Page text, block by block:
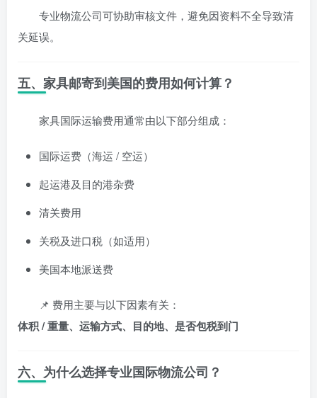
专业物流公司可协助审核文件，避免因资料不全导致清
关延误。
五、家具邮寄到美国的费用如何计算？
家具国际运输费用通常由以下部分组成：
国际运费（海运 / 空运）
起运港及目的港杂费
清关费用
关税及进口税（如适用）
美国本地派送费
📌 费用主要与以下因素有关：
体积 / 重量、运输方式、目的地、是否包税到门
六、为什么选择专业国际物流公司？